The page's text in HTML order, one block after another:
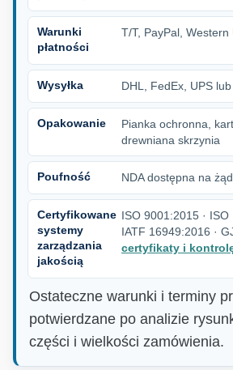
Warunki
płatności
T/T, PayPal, Western
Wysyłka DHL, FedEx, UPS
Opakowanie
Pianka ochronna,
drewniana skrzynia
Poufność NDA dostępna na
Certyfikowane
systemy
zarządzania
jakością
ISO 9001:2015 · ISO
IATF 16949:2016 ·
certyfikaty i
Ostateczne warunki i terminy
potwierdzane po analizie
części i wielkości zamówienia.